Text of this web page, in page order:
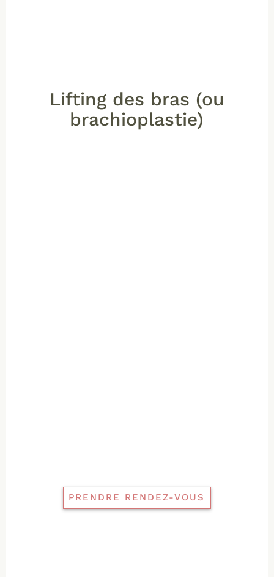
Lifting des bras (ou
brachioplastie)
PRENDRE RENDEZ-VOUS